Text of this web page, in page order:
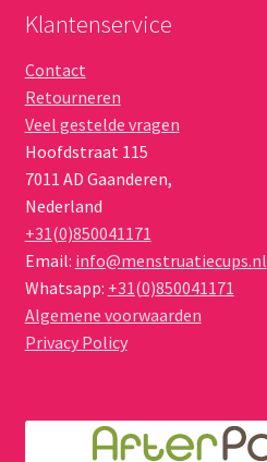
Klantenservice
Contact
Retourneren
Veel gestelde vragen
Hoofdstraat 115
7011 AD Gaanderen,
Nederland
+31(0)850041171
Email: info@menstruatiecups.nl
Whatsapp: +31(0)850041171
Algemene voorwaarden
Privacy Policy